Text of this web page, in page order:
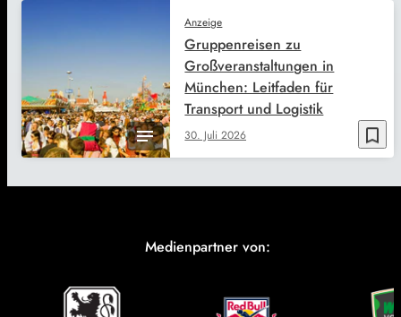
bookmark_border
Anzeige
30. Juli 2026
Gruppenreisen zu
Großveranstaltungen in
München: Leitfaden für
Transport und Logistik
Medienpartner von: